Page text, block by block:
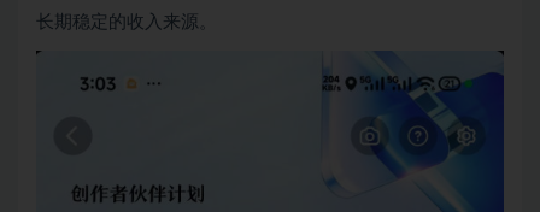
长期稳定的收入来源。